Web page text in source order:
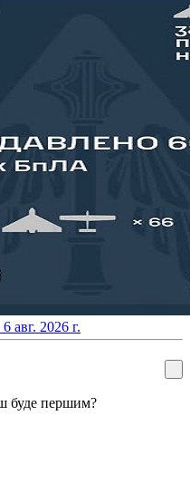
6 авг. 2026 г.
буде першим?